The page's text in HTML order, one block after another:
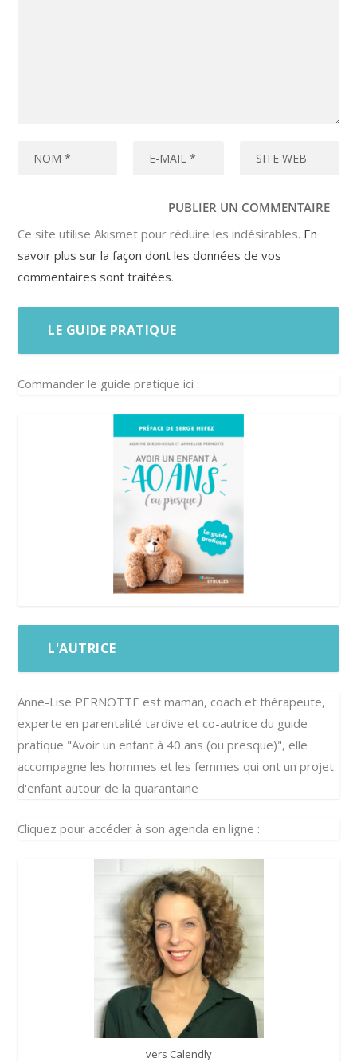
Ce site utilise Akismet pour réduire les indésirables. En
savoir plus sur la façon dont les données de vos
commentaires sont traitées.
LE GUIDE PRATIQUE
Commander le guide pratique ici :
L'AUTRICE
Anne-Lise PERNOTTE est maman, coach et thérapeute,
experte en parentalité tardive et co-autrice du guide
pratique "Avoir un enfant à 40 ans (ou presque)", elle
accompagne les hommes et les femmes qui ont un projet
d'enfant autour de la quarantaine
Cliquez pour accéder à son agenda en ligne :
vers Calendly